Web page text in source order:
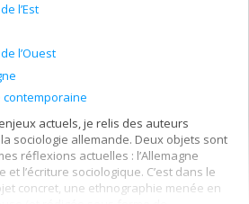
l’Est
l’Ouest
contemporaine
actuels, je relis des auteurs
sociologie allemande. Deux objets sont
réflexions actuelles : l’Allemagne
et l’écriture sociologique. C’est dans le
concret, une ethnographie menée en